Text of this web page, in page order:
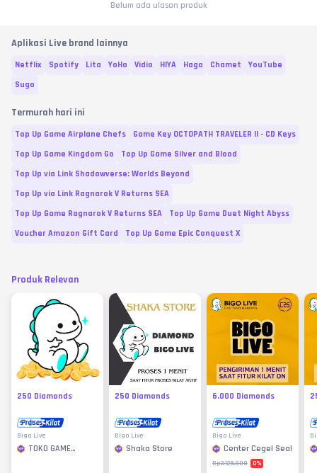
Belum ada ulasan produk
Aplikasi Live brand lainnya
Netflix Spotify Lita YoHo Vidio HIYA Hago Chamet
YouTube
Sugo
Termurah hari ini
Top Up Game Airplane Chefs
Game Key OCTOPATH TRAVELER II - CD Keys
Top Up Game Kingdom Go
Top Up Game Silver and Blood
Top Up via Link Shadowverse: Worlds Beyond
Top Up via Link Ragnarok V Returns SEA
Top Up Game Ragnarok V Returns SEA
Top Up Game Duet Night Abyss
Voucher Amazon Gift Card
Top Up Game Epic Conquest X
Produk Relevan
250 Diamonds
Bigo Live
TOKO GAME
250 Diamonds
Bigo Live
Shaka Store
6.000 Diamonds
Bigo Live
Center Cegel Seal
Rp2.128.000 0%